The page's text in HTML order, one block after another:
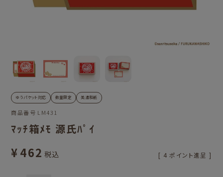
ゆうパケット対応 数量限定 美濃和紙
商品番号 LM431
ﾏｯﾁ箱ﾒﾓ 源氏ﾊﾟｲ
¥462 税込 [ 4 ポイント進呈 ]